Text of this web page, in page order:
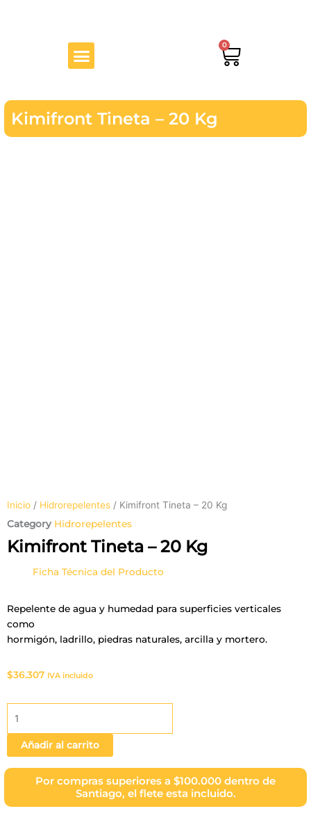
Menu 0
Cart
Kimifront Tineta – 20 Kg
Inicio / Hidrorepelentes / Kimifront Tineta – 20 Kg
Category Hidrorepelentes
Kimifront Tineta – 20 Kg
Ficha Técnica del Producto
Repelente de agua y humedad para superficies verticales
como
hormigón, ladrillo, piedras naturales, arcilla y mortero.
$36.307 IVA incluido
Tineta
20
Kg
cantidad
Añadir al carrito
Por compras superiores a $100.000 dentro de
Santiago, el flete esta incluido.